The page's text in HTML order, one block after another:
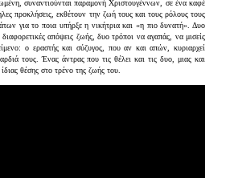
συναντιούνται παραμονή Χριστουγέννων, σε ένα καφέ
προκλήσεις, εκθέτουν την ζωή τους και τους ρόλους τους
για το ποια υπήρξε η νικήτρια και «η πιο δυνατή». Δυο
απόψεις ζωής, δυο τρόποι να αγαπάς, να μισείς
ο εραστής και σύζυγος, που αν και απών, κυριαρχεί
τους. Ένας άντρας που τις θέλει και τις δυο, μιας και
ίδιας θέσης στο τρένο της ζωής του.